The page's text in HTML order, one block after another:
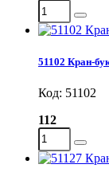
51102 Кран-
Код: 51102
112